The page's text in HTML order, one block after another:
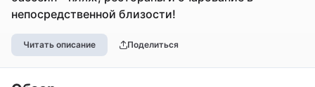
непосредственной близости!
Читать описание Поделиться